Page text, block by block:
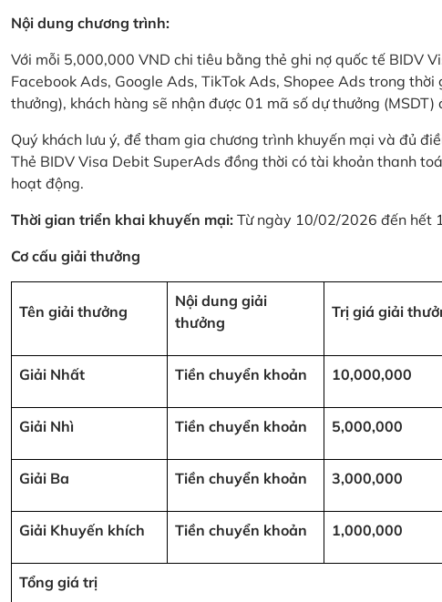
Nội dung chương trình:
Với mỗi 5,000,000 VND chi tiêu bằng thẻ ghi nợ quốc tế BIDV
Facebook Ads, Google Ads, TikTok Ads, Shopee Ads trong
thưởng), khách hàng sẽ nhận được 01 mã số dự thưởng
Quý khách lưu ý, để tham gia chương trình khuyến mại và đủ
Thẻ BIDV Visa Debit SuperAds đồng thời có tài khoản thanh
hoạt động.
Thời gian triển khai khuyến mại: Từ ngày 10/02/2026 đến hết
Cơ cấu giải thưởng
Tên giải thưởng
Nội dung giải
thưởng
Trị giá giải
Giải Nhất Tiền chuyển khoản 10,000,000
Giải Nhì Tiền chuyển khoản 5,000,000
Giải Ba Tiền chuyển khoản 3,000,000
Giải Khuyến khích Tiền chuyển khoản 1,000,000
Tổng giá trị